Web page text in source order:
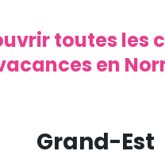
toutes les
en
Grand-Est